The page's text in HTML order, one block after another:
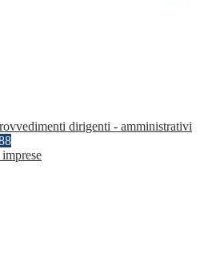
dirigenti - amministrativi